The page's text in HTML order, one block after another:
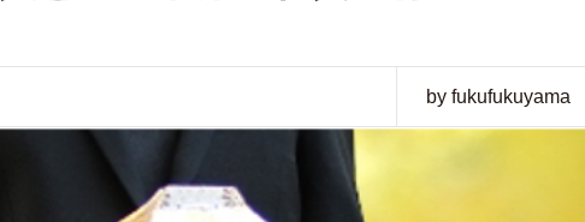
by fukufukuyama